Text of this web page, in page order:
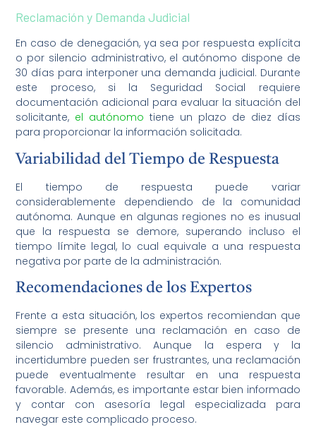
Reclamación y Demanda Judicial
En caso de denegación, ya sea por respuesta explícita
o por silencio administrativo, el autónomo dispone de
30 días para interponer una demanda judicial. Durante
este proceso, si la Seguridad Social requiere
documentación adicional para evaluar la situación del
solicitante, el autónomo tiene un plazo de diez días
para proporcionar la información solicitada.
Variabilidad del Tiempo de Respuesta
El tiempo de respuesta puede variar
considerablemente dependiendo de la comunidad
autónoma. Aunque en algunas regiones no es inusual
que la respuesta se demore, superando incluso el
tiempo límite legal, lo cual equivale a una respuesta
negativa por parte de la administración.
Recomendaciones de los Expertos
Frente a esta situación, los expertos recomiendan que
siempre se presente una reclamación en caso de
silencio administrativo. Aunque la espera y la
incertidumbre pueden ser frustrantes, una reclamación
puede eventualmente resultar en una respuesta
favorable. Además, es importante estar bien informado
y contar con asesoría legal especializada para
navegar este complicado proceso.